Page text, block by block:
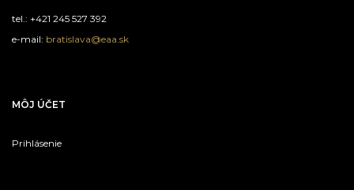
tel.: +421 245 527 392
e-mail: bratislava@eaa.sk
MÔJ ÚČET
Prihlásenie